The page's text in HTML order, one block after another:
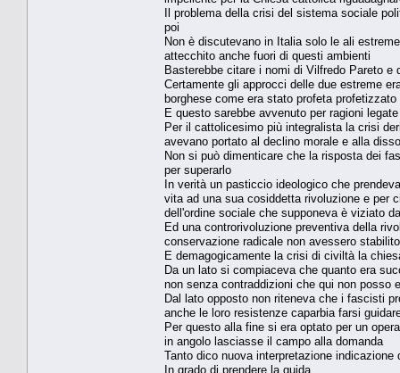
Il problema della crisi del sistema sociale
poi
Non è discutevano in Italia solo le ali
attecchito anche fuori di questi ambienti
Basterebbe citare i nomi di Vilfredo Pareto e
Certamente gli approcci delle due estreme
borghese come era stato profeta profetizzato
E questo sarebbe avvenuto per ragioni
Per il cattolicesimo più integralista la crisi
avevano portato al declino morale e alla
Non si può dimenticare che la risposta dei
per superarlo
In verità un pasticcio ideologico che
vita ad una sua cosiddetta rivoluzione e per
dell'ordine sociale che supponeva è viziato
Ed una controrivoluzione preventiva della
conservazione radicale non avessero
E demagogicamente la crisi di civiltà la
Da un lato si compiaceva che quanto era
non senza contraddizioni che qui non posso
Dal lato opposto non riteneva che i fascisti
anche le loro resistenze caparbia farsi
Per questo alla fine si era optato per un
in angolo lasciasse il campo alla domanda
Tanto dico nuova interpretazione
In grado di prendere la guida